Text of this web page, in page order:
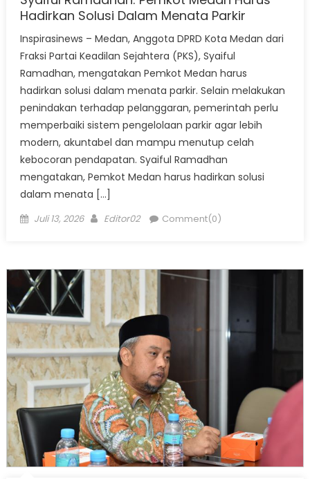
Hadirkan Solusi Dalam Menata Parkir
Inspirasinews – Medan, Anggota DPRD Kota Medan dari
Fraksi Partai Keadilan Sejahtera (PKS), Syaiful
Ramadhan, mengatakan Pemkot Medan harus
hadirkan solusi dalam menata parkir. Selain melakukan
penindakan terhadap pelanggaran, pemerintah perlu
memperbaiki sistem pengelolaan parkir agar lebih
modern, akuntabel dan mampu menutup celah
kebocoran pendapatan. Syaiful Ramadhan
mengatakan, Pemkot Medan harus hadirkan solusi
dalam menata […]
Posted
Juli 13, 2026 Author
Editor02 Comment(0)